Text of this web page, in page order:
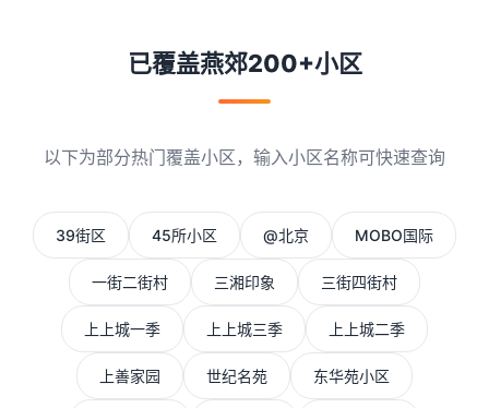
已覆盖燕郊200+小区
以下为部分热门覆盖小区，输入小区名称可快速查询
39街区 45所小区 @北京 MOBO国际
一街二街村 三湘印象 三街四街村
上上城一季 上上城三季 上上城二季
上善家园 世纪名苑 东华苑小区